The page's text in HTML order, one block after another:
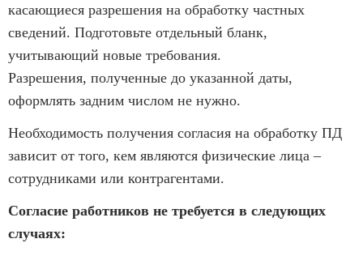
касающиеся разрешения на обработку частных
сведений. Подготовьте отдельный бланк,
учитывающий новые требования.
Разрешения, полученные до указанной даты,
оформлять задним числом не нужно.
Необходимость получения согласия на обработку ПД
зависит от того, кем являются физические лица –
сотрудниками или контрагентами.
Согласие работников не требуется в следующих
случаях: